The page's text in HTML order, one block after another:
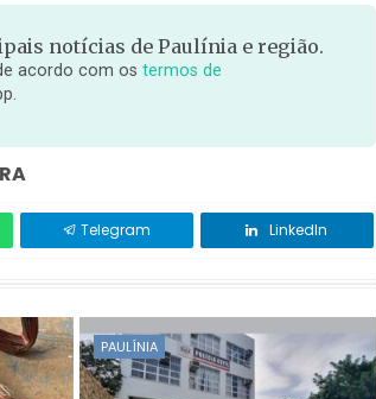
notícias de Paulínia e região.
acordo com os termos de
Telegram LinkedIn
PAULÍNIA